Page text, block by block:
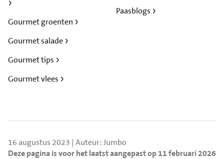
Gourmet groenten
Gourmet salade
Gourmet tips
Gourmet vlees
Paasblogs
16 augustus 2023 | Auteur: Jumbo
Deze pagina is voor het laatst aangepast op 11 februari 2026